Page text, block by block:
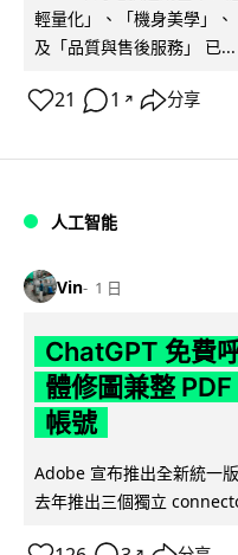
輕量化」、「機身美學」
及「品質與售後服務」 已...
21 1 ↗ 分享
人工智能
Vin 1 日
ChatGPT 免費
體修圖兼整
帳號
Adobe 宣布推出全新統一
去年推出三個獨立